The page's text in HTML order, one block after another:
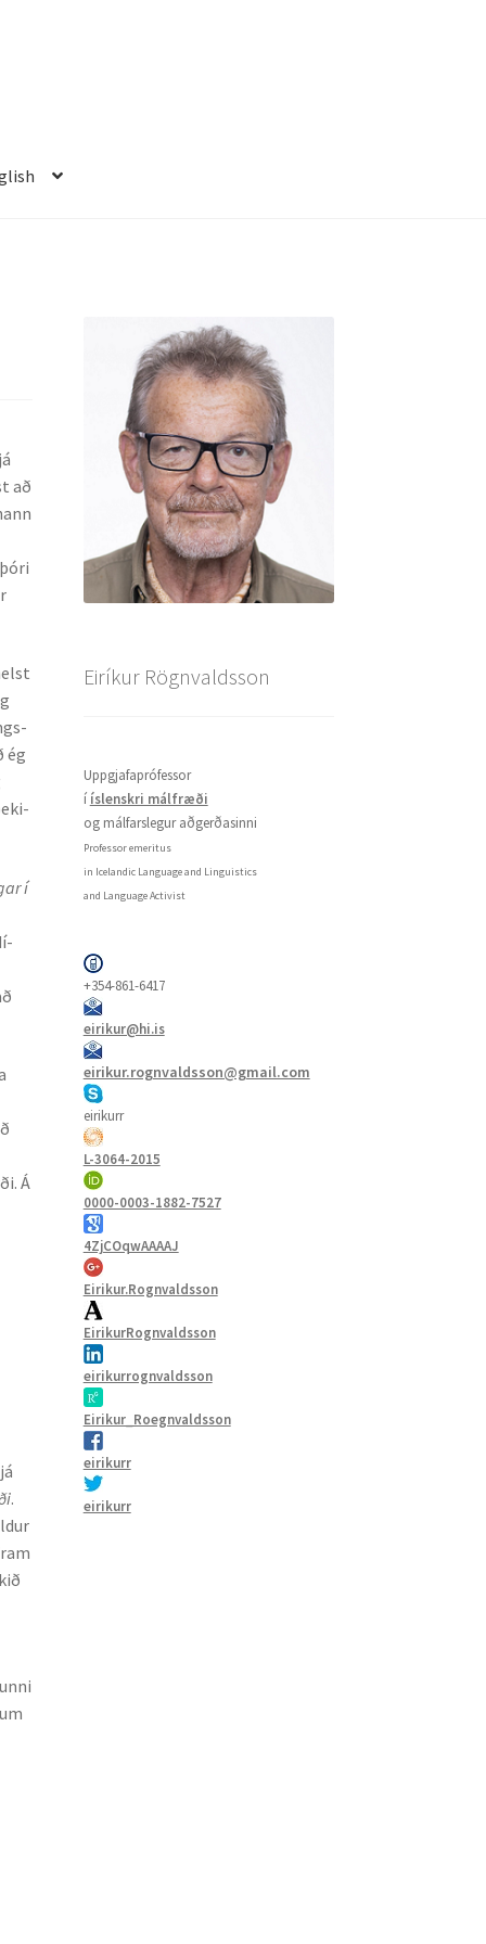
að
ég
í
Á
.
Eiríkur Rögnvaldsson
Uppgjafaprófessor
í íslenskri málfræði
og málfarslegur aðgerðasinni
Professor emeritus
in Icelandic Language and Linguistics
and Language Activist
+354-861-6417
eirikur@hi.is
eirikur.rognvaldsson@gmail.com
eirikurr
L-3064-2015
0000-0003-1882-7527
4ZjCOqwAAAAJ
Eirikur.Rognvaldsson
EirikurRognvaldsson
eirikurrognvaldsson
Eirikur_Roegnvaldsson
eirikurr
eirikurr